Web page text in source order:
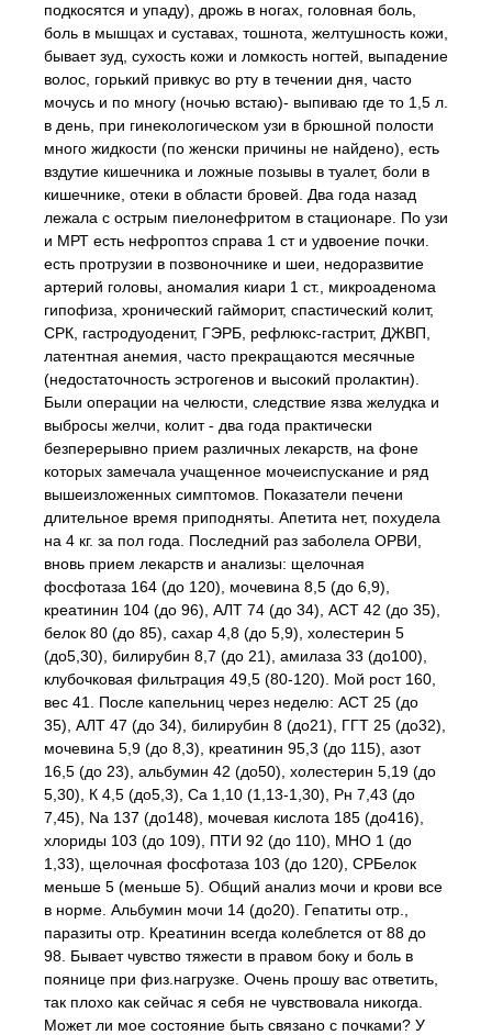
подкосятся и упаду), дрожь в ногах, головная боль,
боль в мышцах и суставах, тошнота, желтушность кожи,
бывает зуд, сухость кожи и ломкость ногтей, выпадение
волос, горький привкус во рту в течении дня, часто
мочусь и по многу (ночью встаю)- выпиваю где то 1,5 л.
в день, при гинекологическом узи в брюшной полости
много жидкости (по женски причины не найдено), есть
вздутие кишечника и ложные позывы в туалет, боли в
кишечнике, отеки в области бровей. Два года назад
лежала с острым пиелонефритом в стационаре. По узи
и МРТ есть нефроптоз справа 1 ст и удвоение почки.
есть протрузии в позвоночнике и шеи, недоразвитие
артерий головы, аномалия киари 1 ст., микроаденома
гипофиза, хронический гайморит, спастический колит,
СРК, гастродуоденит, ГЭРБ, рефлюкс-гастрит, ДЖВП,
латентная анемия, часто прекращаются месячные
(недостаточность эстрогенов и высокий пролактин).
Были операции на челюсти, следствие язва желудка и
выбросы желчи, колит - два года практически
безперерывно прием различных лекарств, на фоне
которых замечала учащенное мочеиспускание и ряд
вышеизложенных симптомов. Показатели печени
длительное время приподняты. Апетита нет, похудела
на 4 кг. за пол года. Последний раз заболела ОРВИ,
вновь прием лекарств и анализы: щелочная
фосфотаза 164 (до 120), мочевина 8,5 (до 6,9),
креатинин 104 (до 96), АЛТ 74 (до 34), АСТ 42 (до 35),
белок 80 (до 85), сахар 4,8 (до 5,9), холестерин 5
(до5,30), билирубин 8,7 (до 21), амилаза 33 (до100),
клубочковая фильтрация 49,5 (80-120). Мой рост 160,
вес 41. После капельниц через неделю: АСТ 25 (до
35), АЛТ 47 (до 34), билирубин 8 (до21), ГГТ 25 (до32),
мочевина 5,9 (до 8,3), креатинин 95,3 (до 115), азот
16,5 (до 23), альбумин 42 (до50), холестерин 5,19 (до
5,30), К 4,5 (до5,3), Ca 1,10 (1,13-1,30), Рн 7,43 (до
7,45), Na 137 (до148), мочевая кислота 185 (до416),
хлориды 103 (до 109), ПТИ 92 (до 110), МНО 1 (до
1,33), щелочная фосфотаза 103 (до 120), СРБелок
меньше 5 (меньше 5). Общий анализ мочи и крови все
в норме. Альбумин мочи 14 (до20). Гепатиты отр.,
паразиты отр. Креатинин всегда колеблется от 88 до
98. Бывает чувство тяжести в правом боку и боль в
поянице при физ.нагрузке. Очень прошу вас ответить,
так плохо как сейчас я себя не чувствовала никогда.
Может ли мое состояние быть связано с почками? У